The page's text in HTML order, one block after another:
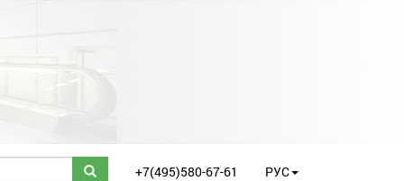
+7(495)580-67-61 РУС